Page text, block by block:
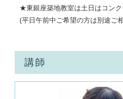
★東銀座築地教室は土日はコンク
(平日午前中ご希望の方は別途ご
講師